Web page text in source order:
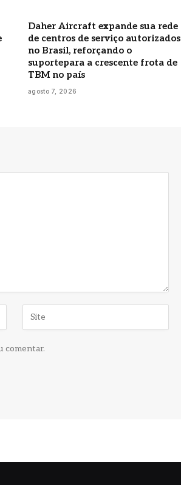
Daher Aircraft expande sua rede
de centros de serviço autorizados
no Brasil, reforçando o
suportepara a crescente frota de
TBM no país
agosto 7, 2026
comentar.